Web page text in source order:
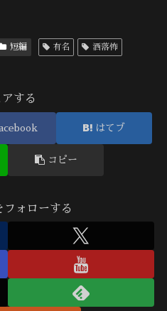
短編 有名 洒落怖
アする
はてブ
コピー
フォローする